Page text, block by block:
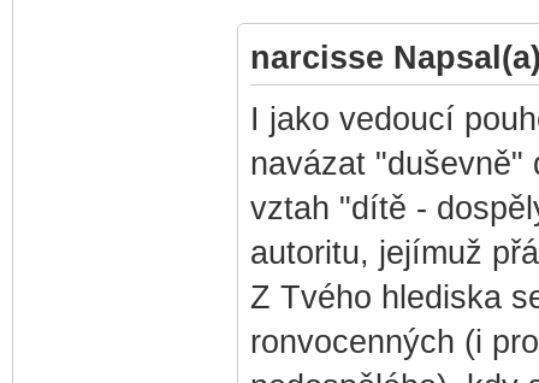
narcisse
I jako vedoucí
navázat "duševně"
vztah "dítě -
autoritu, jejímuž
Z Tvého hlediska
ronvocenných (i